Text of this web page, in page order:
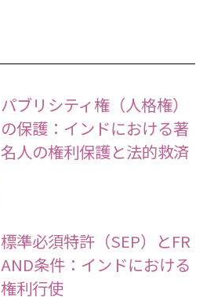
パブリシティ権（人格権）
の保護：インドにおける著
名人の権利保護と法的救済
標準必須特許（SEP）とFR
AND条件：インドにおける
権利行使